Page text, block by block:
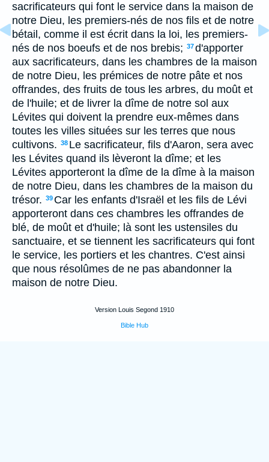
sacrificateurs qui font le service dans la maison de
notre Dieu, les premiers-nés de nos fils et de notre
bétail, comme il est écrit dans la loi, les premiers-
nés de nos boeufs et de nos brebis; 37d'apporter
aux sacrificateurs, dans les chambres de la maison
de notre Dieu, les prémices de notre pâte et nos
offrandes, des fruits de tous les arbres, du moût et
de l'huile; et de livrer la dîme de notre sol aux
Lévites qui doivent la prendre eux-mêmes dans
toutes les villes situées sur les terres que nous
cultivons. 38 Le sacrificateur, fils d'Aaron, sera avec
les Lévites quand ils lèveront la dîme; et les
Lévites apporteront la dîme de la dîme à la maison
de notre Dieu, dans les chambres de la maison du
trésor. 39 Car les enfants d'Israël et les fils de Lévi
apporteront dans ces chambres les offrandes de
blé, de moût et d'huile; là sont les ustensiles du
sanctuaire, et se tiennent les sacrificateurs qui font
le service, les portiers et les chantres. C'est ainsi
que nous résolûmes de ne pas abandonner la
maison de notre Dieu.
Version Louis Segond 1910
Bible Hub